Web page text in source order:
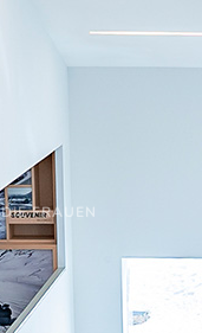
DIE FRAUEN